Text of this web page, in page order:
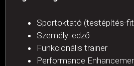
Sportoktató (testépítés-
Személyi edző
Funkcionális trainer
Performance